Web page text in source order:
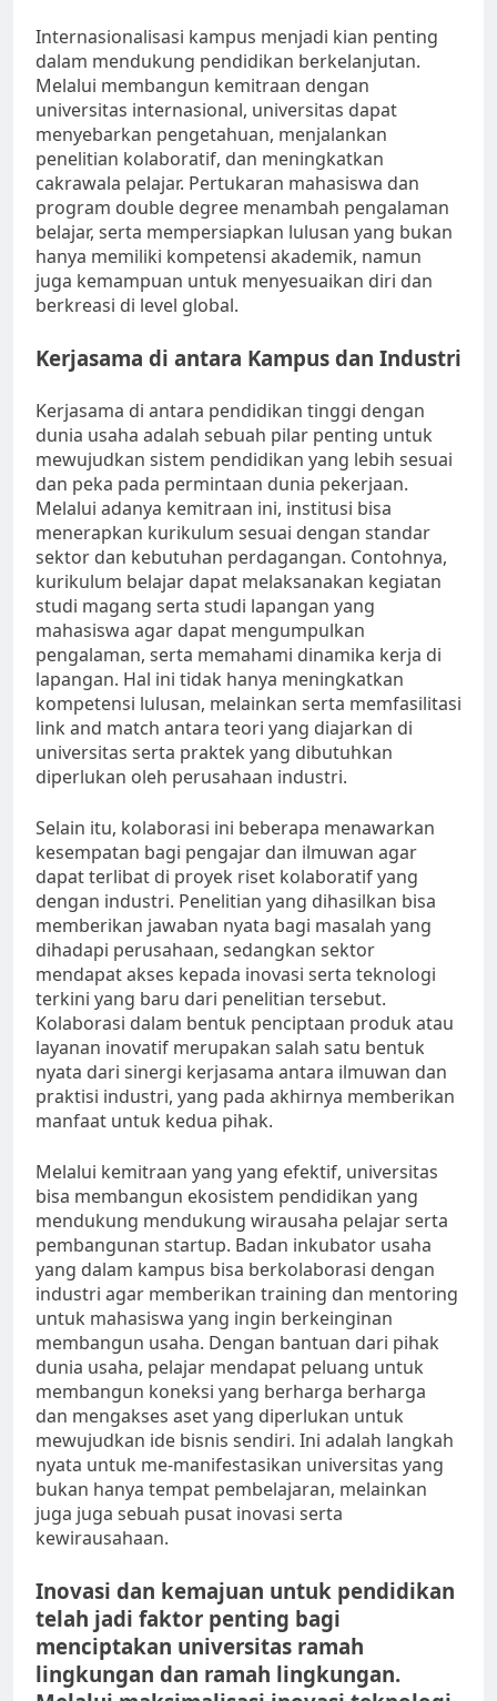
Internasionalisasi kampus menjadi kian penting
dalam mendukung pendidikan berkelanjutan.
Melalui membangun kemitraan dengan
universitas internasional, universitas dapat
menyebarkan pengetahuan, menjalankan
penelitian kolaboratif, dan meningkatkan
cakrawala pelajar. Pertukaran mahasiswa dan
program double degree menambah pengalaman
belajar, serta mempersiapkan lulusan yang bukan
hanya memiliki kompetensi akademik, namun
juga kemampuan untuk menyesuaikan diri dan
berkreasi di level global.
Kerjasama di antara Kampus dan Industri
Kerjasama di antara pendidikan tinggi dengan
dunia usaha adalah sebuah pilar penting untuk
mewujudkan sistem pendidikan yang lebih sesuai
dan peka pada permintaan dunia pekerjaan.
Melalui adanya kemitraan ini, institusi bisa
menerapkan kurikulum sesuai dengan standar
sektor dan kebutuhan perdagangan. Contohnya,
kurikulum belajar dapat melaksanakan kegiatan
studi magang serta studi lapangan yang
mahasiswa agar dapat mengumpulkan
pengalaman, serta memahami dinamika kerja di
lapangan. Hal ini tidak hanya meningkatkan
kompetensi lulusan, melainkan serta memfasilitasi
link and match antara teori yang diajarkan di
universitas serta praktek yang dibutuhkan
diperlukan oleh perusahaan industri.
Selain itu, kolaborasi ini beberapa menawarkan
kesempatan bagi pengajar dan ilmuwan agar
dapat terlibat di proyek riset kolaboratif yang
dengan industri. Penelitian yang dihasilkan bisa
memberikan jawaban nyata bagi masalah yang
dihadapi perusahaan, sedangkan sektor
mendapat akses kepada inovasi serta teknologi
terkini yang baru dari penelitian tersebut.
Kolaborasi dalam bentuk penciptaan produk atau
layanan inovatif merupakan salah satu bentuk
nyata dari sinergi kerjasama antara ilmuwan dan
praktisi industri, yang pada akhirnya memberikan
manfaat untuk kedua pihak.
Melalui kemitraan yang yang efektif, universitas
bisa membangun ekosistem pendidikan yang
mendukung mendukung wirausaha pelajar serta
pembangunan startup. Badan inkubator usaha
yang dalam kampus bisa berkolaborasi dengan
industri agar memberikan training dan mentoring
untuk mahasiswa yang ingin berkeinginan
membangun usaha. Dengan bantuan dari pihak
dunia usaha, pelajar mendapat peluang untuk
membangun koneksi yang berharga berharga
dan mengakses aset yang diperlukan untuk
mewujudkan ide bisnis sendiri. Ini adalah langkah
nyata untuk me-manifestasikan universitas yang
bukan hanya tempat pembelajaran, melainkan
juga juga sebuah pusat inovasi serta
kewirausahaan.
Inovasi dan kemajuan untuk pendidikan
telah jadi faktor penting bagi
menciptakan universitas ramah
lingkungan dan ramah lingkungan.